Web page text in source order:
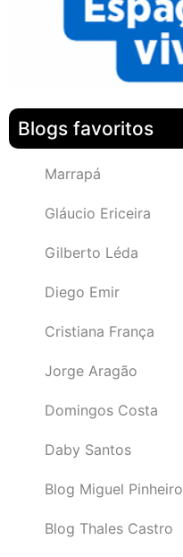
Blogs favoritos
Marrapá
Gláucio Ericeira
Gilberto Léda
Diego Emir
Cristiana França
Jorge Aragão
Domingos Costa
Daby Santos
Blog Miguel Pinheiro
Blog Thales Castro